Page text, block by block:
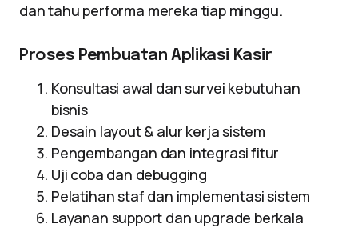
dan tahu performa mereka tiap minggu.
Proses Pembuatan Aplikasi Kasir
Konsultasi awal dan survei kebutuhan
bisnis
Desain layout & alur kerja sistem
Pengembangan dan integrasi fitur
Uji coba dan debugging
Pelatihan staf dan implementasi sistem
Layanan support dan upgrade berkala